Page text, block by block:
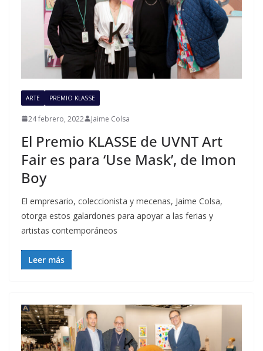
ARTE PREMIO KLASSE
24 febrero, 2022 Jaime Colsa
El Premio KLASSE de UVNT Art
Fair es para ‘Use Mask’, de Imon
Boy
El empresario, coleccionista y mecenas, Jaime Colsa,
otorga estos galardones para apoyar a las ferias y
artistas contemporáneos
Leer más